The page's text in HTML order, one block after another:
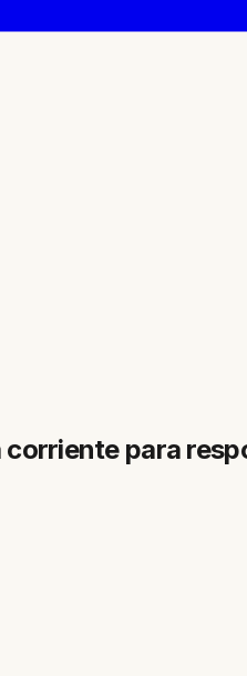
para